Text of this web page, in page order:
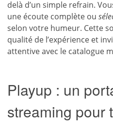
delà d’un simple refrain.
une écoute complète ou
selon votre humeur. Cette
qualité de l’expérience et
attentive avec le catalogue
Playup : un
streaming pour